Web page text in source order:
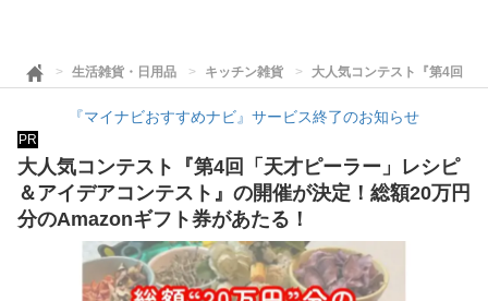
生活雑貨・日用品 キッチン雑貨 大人気コンテスト『第4回「
『マイナビおすすめナビ』サービス終了のお知らせ
PR
大人気コンテスト『第4回「天才ピーラー」レシピ
＆アイデアコンテスト』の開催が決定！総額20万円
分のAmazonギフト券があたる！